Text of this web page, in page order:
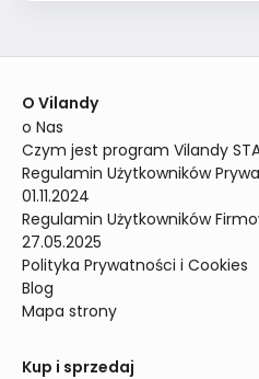
O Vilandy
o Nas
Czym jest program Vilandy
Regulamin Użytkowników
01.11.2024
Regulamin Użytkowników
27.05.2025
Polityka Prywatności i Cookies
Blog
Mapa strony
Kup i sprzedaj